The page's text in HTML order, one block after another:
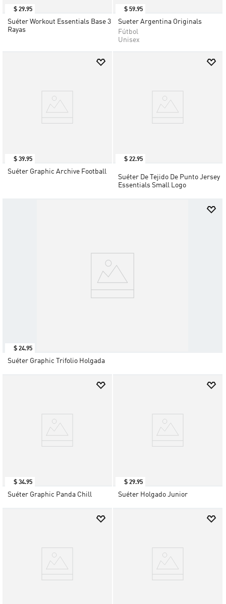
$ 29.95
Suéter Workout Essentials Base 3
Rayas
$ 59.95
Sueter Argentina Originals
Fútbol
Unisex
$ 39.95
Suéter Graphic Archive Football
$ 22.95
Suéter De Tejido De Punto Jersey
Essentials Small Logo
$ 24.95
Suéter Graphic Trifolio Holgada
$ 34.95
Suéter Graphic Panda Chill
$ 29.95
Suéter Holgado Junior